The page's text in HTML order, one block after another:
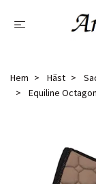
Hem Häst
Equiline